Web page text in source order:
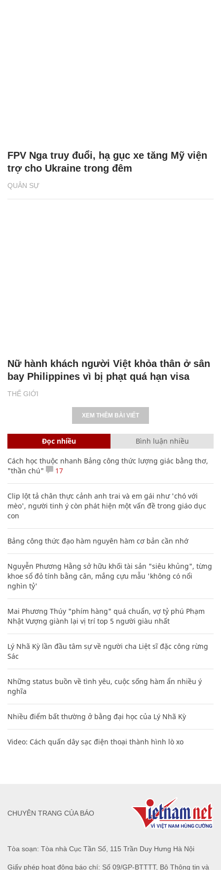
QUÂN SỰ
FPV Nga truy đuổi, hạ gục xe tăng Mỹ viện
trợ cho Ukraine trong đêm
THẾ GIỚI
Nữ hành khách người Việt khỏa thân ở sân
bay Philippines vì bị phạt quá hạn visa
XEM THÊM BÀI VIẾT
Đọc nhiều Bình luận nhiều
Cách học thuộc nhanh Bảng công thức lượng giác bằng thơ,
"thần chú"
17
Clip lột tả chân thực cảnh anh trai và em gái như 'chó với
mèo', người tinh ý còn phát hiện một vấn đề trong giáo dục
con
Bảng công thức đạo hàm nguyên hàm cơ bản cần nhớ
Nguyễn Phương Hằng sở hữu khối tài sản "siêu khủng", từng
khoe sổ đỏ tính bằng cân, mắng cựu mẫu 'không có nổi
nghìn tỷ'
Mai Phương Thúy "phím hàng" quá chuẩn, vợ tỷ phú Phạm
Nhật Vượng giành lại vị trí top 5 người giàu nhất
Lý Nhã Kỳ lần đầu tâm sự về người cha Liệt sĩ đặc công rừng
Sác
Những status buồn về tình yêu, cuộc sống hàm ẩn nhiều ý
nghĩa
Nhiều điểm bất thường ở bằng đại học của Lý Nhã Kỳ
Video: Cách quấn dây sạc điện thoại thành hình lò xo
Tòa soạn: Tòa nhà Cục Tần Số, 115 Trần Duy Hưng Hà Nội
Giấy phép hoạt động báo chí: Số 09/GP-BTTTT, Bộ Thông tin và
CHUYÊN TRANG CỦA BÁO